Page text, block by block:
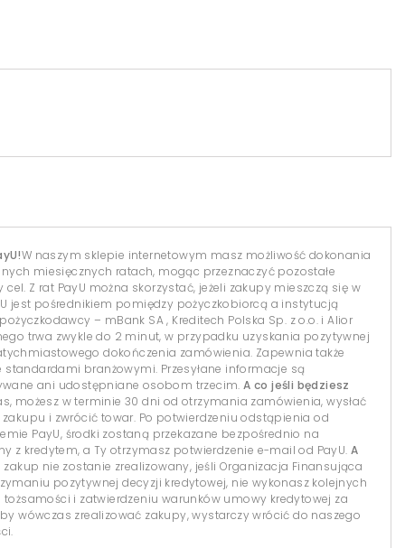
W naszym sklepie internetowym masz możliwość dokonania
miesięcznych ratach, mogąc przeznaczyć pozostałe
Z rat PayU można skorzystać, jeżeli zakupy mieszczą się w
jest pośrednikiem pomiędzy pożyczkobiorcą a instytucją
– mBank SA , Kreditech Polska Sp. z o.o. i Alior
trwa zwykle do 2 minut, w przypadku uzyskania pozytywnej
dokończenia zamówienia. Zapewnia także
branżowymi. Przesyłane informacje są
ani udostępniane osobom trzecim. A co jeśli będziesz
możesz w terminie 30 dni od otrzymania zamówienia, wysłać
i zwrócić towar. Po potwierdzeniu odstąpienia od
PayU, środki zostaną przekazane bezpośrednio na
z kredytem, a Ty otrzymasz potwierdzenie e-mail od PayU. A
nie zostanie zrealizowany, jeśli Organizacja Finansująca
pozytywnej decyzji kredytowej, nie wykonasz kolejnych
i zatwierdzeniu warunków umowy kredytowej za
wówczas zrealizować zakupy, wystarczy wrócić do naszego